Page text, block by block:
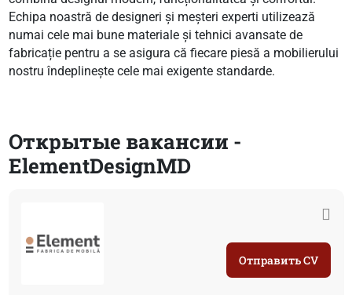
Echipa noastră de designeri și meșteri experti utilizează
numai cele mai bune materiale și tehnici avansate de
fabricație pentru a se asigura că fiecare piesă a mobilierului
nostru îndeplinește cele mai exigente standarde.
Открытые вакансии -
ElementDesignMD
Отправить CV